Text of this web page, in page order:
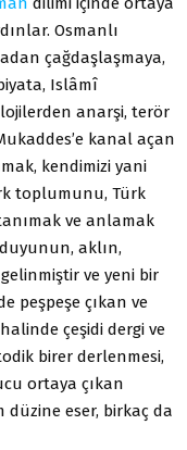
Osmanlı
çağdaşlaşmaya,
Islâmî
anarşi, terör
kanal açan
kendimizi yani
toplumunu, Türk
ve anlamak
aklın,
ve yeni bir
peşpeşe çıkan ve
çeşidi dergi ve
birer derlenmesi,
ortaya çıkan
düzine eser, birkaç da